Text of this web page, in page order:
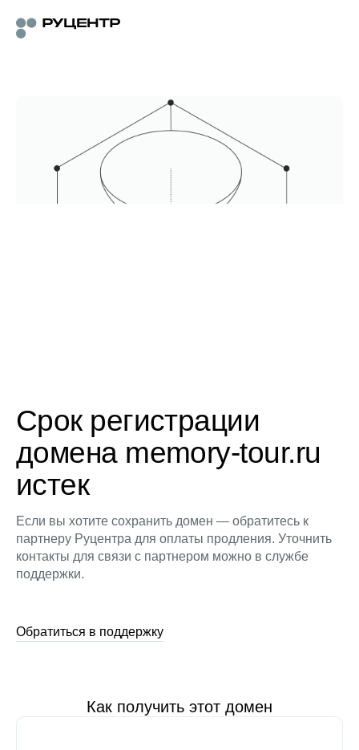
Срок регистрации
домена memory-tour.ru
истек
Если вы хотите сохранить домен — обратитесь к
партнеру Руцентра для оплаты продления. Уточнить
контакты для связи с партнером можно в службе
поддержки.
Обратиться в поддержку
Как получить этот домен